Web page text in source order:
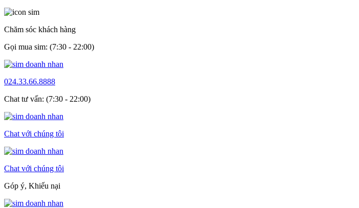
Chăm sóc khách hàng
Gọi mua sim: (7:30 - 22:00)
024.33.66.8888
Chat tư vấn: (7:30 - 22:00)
Chat với chúng tôi
Chat với chúng tôi
Góp ý, Khiếu nại